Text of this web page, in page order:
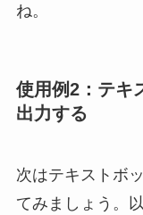
ね。
使用例2：テキ
出力する
次はテキストボ
てみましょう。